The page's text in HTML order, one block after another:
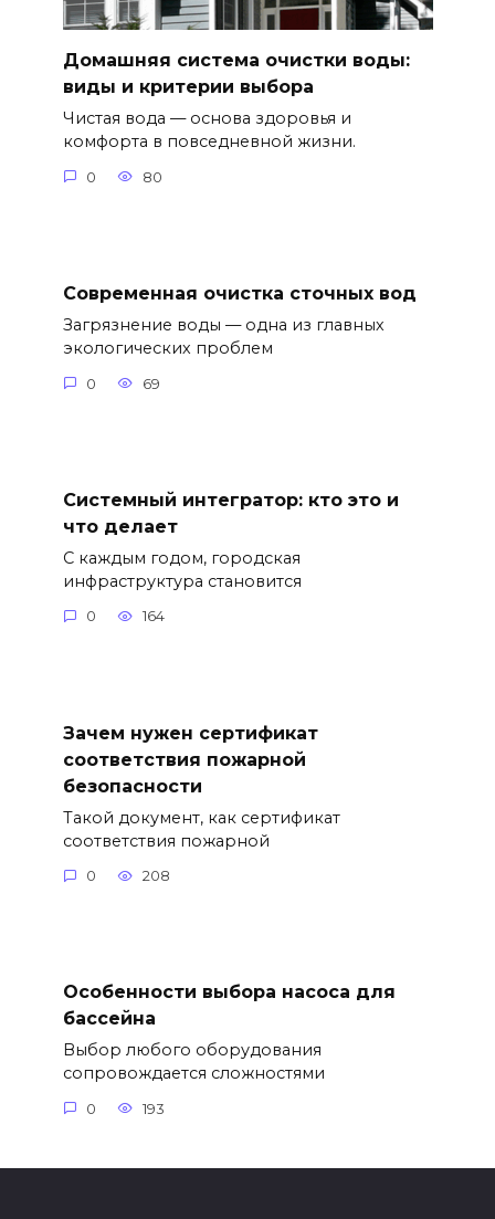
Домашняя система очистки воды:
виды и критерии выбора
Чистая вода — основа здоровья и
комфорта в повседневной жизни.
0 80
Современная очистка сточных вод
Загрязнение воды — одна из главных
экологических проблем
0 69
Системный интегратор: кто это и
что делает
С каждым годом, городская
инфраструктура становится
0 164
Зачем нужен сертификат
соответствия пожарной
безопасности
Такой документ, как сертификат
соответствия пожарной
0 208
Особенности выбора насоса для
бассейна
Выбор любого оборудования
сопровождается сложностями
0 193